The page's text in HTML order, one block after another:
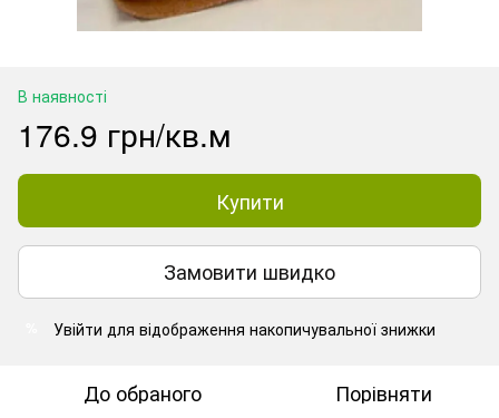
В наявності
176.9 грн/кв.м
Купити
Замовити швидко
Увійти для відображення накопичувальної знижки
До обраного Порівняти